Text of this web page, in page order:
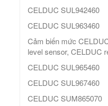
CELDUC SUL942460
CELDUC SUL963460
Cảm biến mức
level sensor, CELDUC
CELDUC SUL965460
CELDUC SUL967460
CELDUC SUM865070